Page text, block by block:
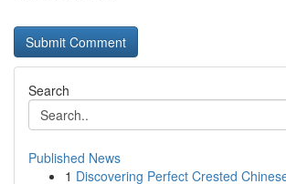
Search
Published News
1 Discovering Perfect Crested